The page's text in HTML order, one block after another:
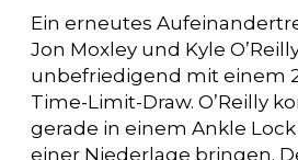
Ein erneutes
Jon Moxley und Kyle
unbefriedigend mit einem
Time-Limit-Draw. O’Reilly
gerade in einem Ankle
einer Niederlage bringen.